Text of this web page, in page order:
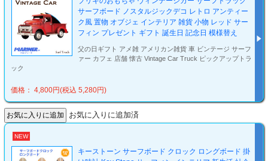
サーフボード ノスタルジックデコ レトロ アンティー
ク風 置物 オブジェ インテリア 雑貨 小物 レッド サー
フィン プレゼント ギフト 誕生日 記念日 模様替え
父の日ギフト アメ雑 アメリカン雑貨 車 ビンテージ サーフ
ァー カフェ 店舗 懐古 Vintage Car Truck ピックアップトラ
ック
価格： 4,800円(税込 5,280円)
お気に入りに追加済
NEW
キーストーン サーフボード クロック ロングボード 掛